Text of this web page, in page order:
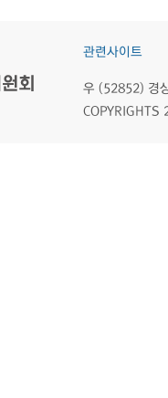
관련사이트
우 (52852) 경
COPYRIGHTS